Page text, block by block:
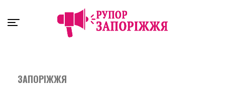
ЗАПОРІЖЖЯ
Exit mobile version